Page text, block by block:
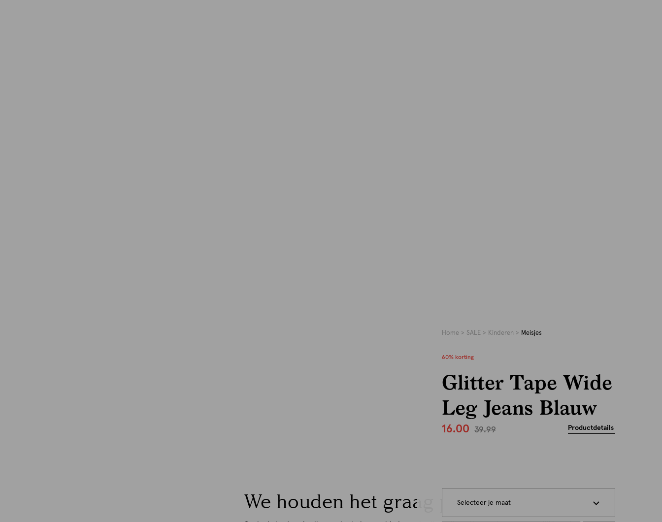
We houden het graag persoonlijk
Home SALE Kinderen Meisjes
60% korting
Glitter Tape Wide
Leg Jeans Blauw
16.00 39.99 Productdetails
Selecteer je maat